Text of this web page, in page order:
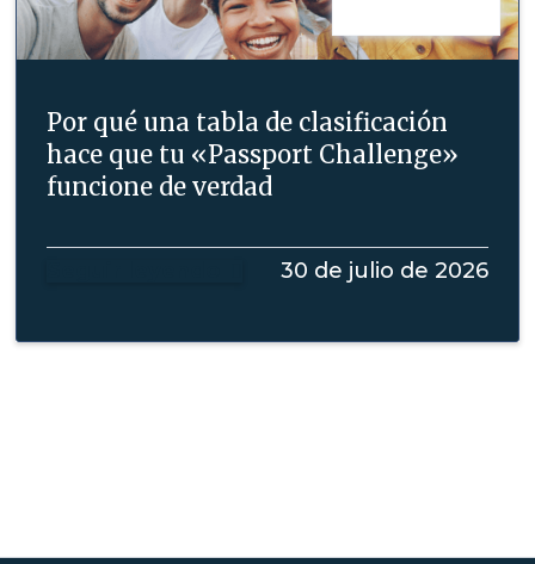
Por qué una tabla de clasificación
hace que tu «Passport Challenge»
funcione de verdad
30 de julio de 2026